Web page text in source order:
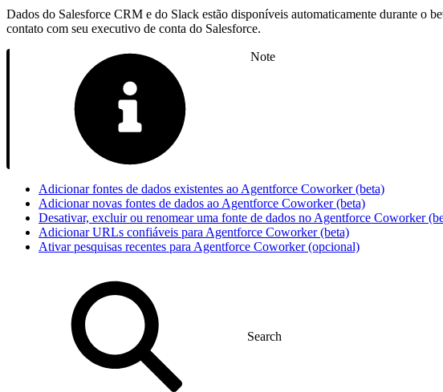
Dados do Salesforce CRM e do Slack estão disponíveis automaticamente durante o
contato com seu executivo de conta do Salesforce.
Note
Adicionar fontes de dados existentes ao Agentforce Coworker (beta)
Adicionar novas fontes de dados ao Agentforce Coworker (beta)
Desativar, excluir ou renomear uma fonte de dados no Agentforce Coworker
Adicionar URLs confiáveis para Agentforce Coworker (beta)
Ativar pesquisas recentes para Agentforce Coworker (opcional)